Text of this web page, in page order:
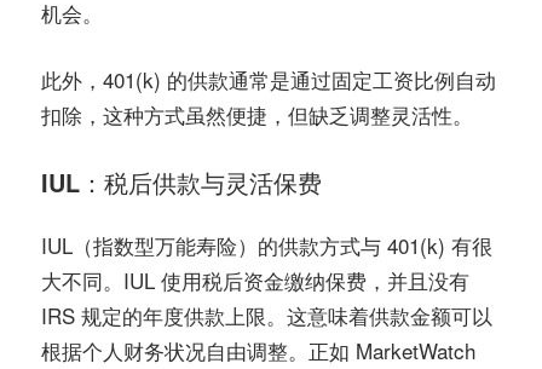
机会。
此外，401(k) 的供款通常是通过固定工资比例自动
扣除，这种方式虽然便捷，但缺乏调整灵活性。
IUL：税后供款与灵活保费
IUL（指数型万能寿险）的供款方式与 401(k) 有很
大不同。IUL 使用税后资金缴纳保费，并且没有
IRS 规定的年度供款上限。这意味着供款金额可以
根据个人财务状况自由调整。正如 MarketWatch